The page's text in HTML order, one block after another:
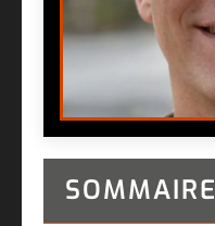
SOMMAIRE